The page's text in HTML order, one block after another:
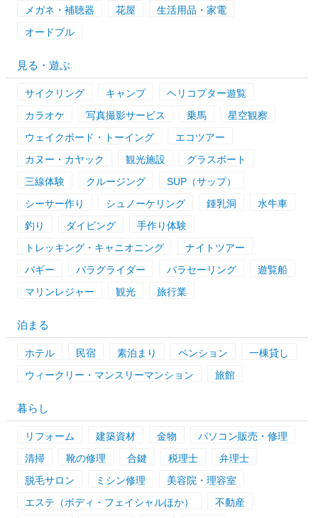
メガネ・補聴器 花屋
生活用品・家電
オードブル
見る・遊ぶ
サイクリング キャンプ
ヘリコプター遊覧
カラオケ
写真撮影サービス 乗馬
星空観察
ウェイクボード・トーイング
エコツアー
カヌー・カヤック
観光施設
グラスボート
三線体験
クルージング
SUP（サップ）
シーサー作り
シュノーケリング 鍾乳洞
水牛車
釣り
ダイビング
手作り体験
トレッキング・キャニオニング
ナイトツアー
バギー
パラグライダー パラセーリング
遊覧船
マリンレジャー
観光 旅行業
泊まる
ホテル 民宿 素泊まり ペンション
一棟貸し
ウィークリー・マンスリーマンション
旅館
暮らし
リフォーム 建築資材 金物
パソコン販売・修理
清掃
靴の修理 合鍵 税理士
弁理士
脱毛サロン
ミシン修理
美容院・理容室
エステ（ボディ・フェイシャルほか）
不動産